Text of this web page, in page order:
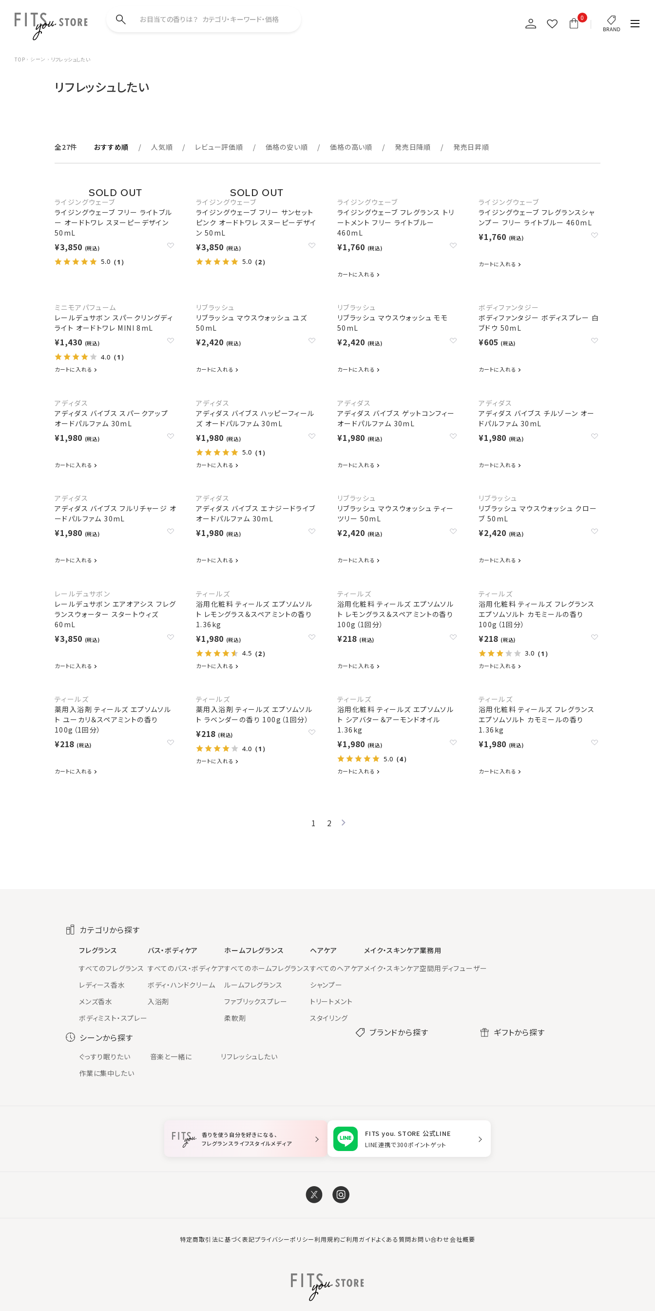
0
お目当ての香りは？ カテゴリ・キーワード・価格
TOP シーン リフレッシュしたい
リフレッシュしたい
全27件 おすすめ順 人気順 レビュー評価順 価格の安い順 価格の高い順 発売日降順 発売日昇順
ライジングウェーブ
ライジングウェーブ フリー ライトブル
ー オードトワレ スヌーピーデザイン
50mL
¥3,850 (税込)
5.0 （1）
ライジングウェーブ
ライジングウェーブ フリー サンセット
ピンク オードトワレ スヌーピーデザイ
ン 50mL
¥3,850 (税込)
5.0 （2）
ライジングウェーブ
ライジングウェーブ フレグランス トリ
ートメント フリー ライトブルー
460mL
¥1,760 (税込)
カートに入れる
ライジングウェーブ
ライジングウェーブ フレグランスシャ
ンプー フリー ライトブルー 460mL
¥1,760 (税込)
カートに入れる
ミニモアパフューム
レールデュサボン スパークリングディ
ライト オードトワレ MINI 8mL
¥1,430 (税込)
4.0 （1）
カートに入れる
リブラッシュ
リブラッシュ マウスウォッシュ ユズ
50mL
¥2,420 (税込)
カートに入れる
リブラッシュ
リブラッシュ マウスウォッシュ モモ
50mL
¥2,420 (税込)
カートに入れる
ボディファンタジー
ボディファンタジー ボディスプレー 白
ブドウ 50mL
¥605 (税込)
カートに入れる
アディダス
アディダス バイブス スパークアップ
オードパルファム 30mL
¥1,980 (税込)
カートに入れる
アディダス
アディダス バイブス ハッピーフィール
ズ オードパルファム 30mL
¥1,980 (税込)
5.0 （1）
カートに入れる
アディダス
アディダス バイブス ゲットコンフィー
オードパルファム 30mL
¥1,980 (税込)
カートに入れる
アディダス
アディダス バイブス チルゾーン オー
ドパルファム 30mL
¥1,980 (税込)
カートに入れる
アディダス
アディダス バイブス フルリチャージ オ
ードパルファム 30mL
¥1,980 (税込)
カートに入れる
アディダス
アディダス バイブス エナジードライブ
オードパルファム 30mL
¥1,980 (税込)
カートに入れる
リブラッシュ
リブラッシュ マウスウォッシュ ティー
ツリー 50mL
¥2,420 (税込)
カートに入れる
リブラッシュ
リブラッシュ マウスウォッシュ クロー
ブ 50mL
¥2,420 (税込)
カートに入れる
レールデュサボン
レールデュサボン エアオアシス フレグ
ランスウォーター スタートウィズ
60mL
¥3,850 (税込)
カートに入れる
ティールズ
浴用化粧料 ティールズ エプソムソル
ト レモングラス＆スペアミントの香り
1.36kg
¥1,980 (税込)
4.5 （2）
カートに入れる
ティールズ
浴用化粧料 ティールズ エプソムソル
ト レモングラス＆スペアミントの香り
100g（1回分）
¥218 (税込)
カートに入れる
ティールズ
浴用化粧料 ティールズ フレグランス
エプソムソルト カモミールの香り
100g（1回分）
¥218 (税込)
3.0 （1）
カートに入れる
ティールズ
薬用入浴剤 ティールズ エプソムソル
ト ユーカリ＆スペアミントの香り
100g（1回分）
¥218 (税込)
カートに入れる
ティールズ
薬用入浴剤 ティールズ エプソムソル
ト ラベンダーの香り 100g（1回分）
¥218 (税込)
4.0 （1）
カートに入れる
ティールズ
浴用化粧料 ティールズ エプソムソル
ト シアバター＆アーモンドオイル
1.36kg
¥1,980 (税込)
5.0 （4）
カートに入れる
ティールズ
浴用化粧料 ティールズ フレグランス
エプソムソルト カモミールの香り
1.36kg
¥1,980 (税込)
カートに入れる
1 2
カテゴリから探す
フレグランス
すべてのフレグランス
レディース香水
メンズ香水
ボディミスト・スプレー
バス・ボディケア
すべてのバス・ボディケア
ボディ・ハンドクリーム
入浴剤
ホームフレグランス
すべてのホームフレグランス
ルームフレグランス
ファブリックスプレー
柔軟剤
ヘアケア
すべてのヘアケア
シャンプー
トリートメント
スタイリング
メイク・スキンケア
メイク・スキンケア
業務用
空間用ディフューザー
シーンから探す
ぐっすり眠りたい 音楽と一緒に
リフレッシュしたい
作業に集中したい
ブランドから探す ギフトから探す
香りを使う自分を好きになる、
フレグランスライフスタイルメディア
FITS you. STORE 公式LINE
LINE連携で300ポイントゲット
特定商取引法に基づく表記プライバシーポリシー利用規約ご利用ガイドよくある質問お問い合わせ会社概要